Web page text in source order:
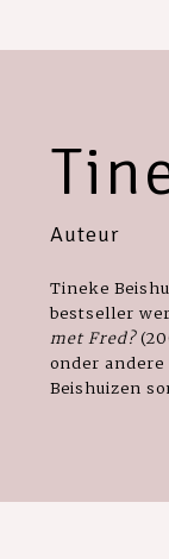
Auteur
Tineke
bestseller
met Fred?
onder
Beishuizen